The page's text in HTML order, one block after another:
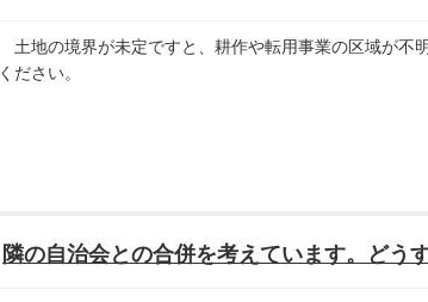
土地の境界が未定ですと、耕作や転用事業の区域が不
ください。
隣の自治会との合併を考えています。どう